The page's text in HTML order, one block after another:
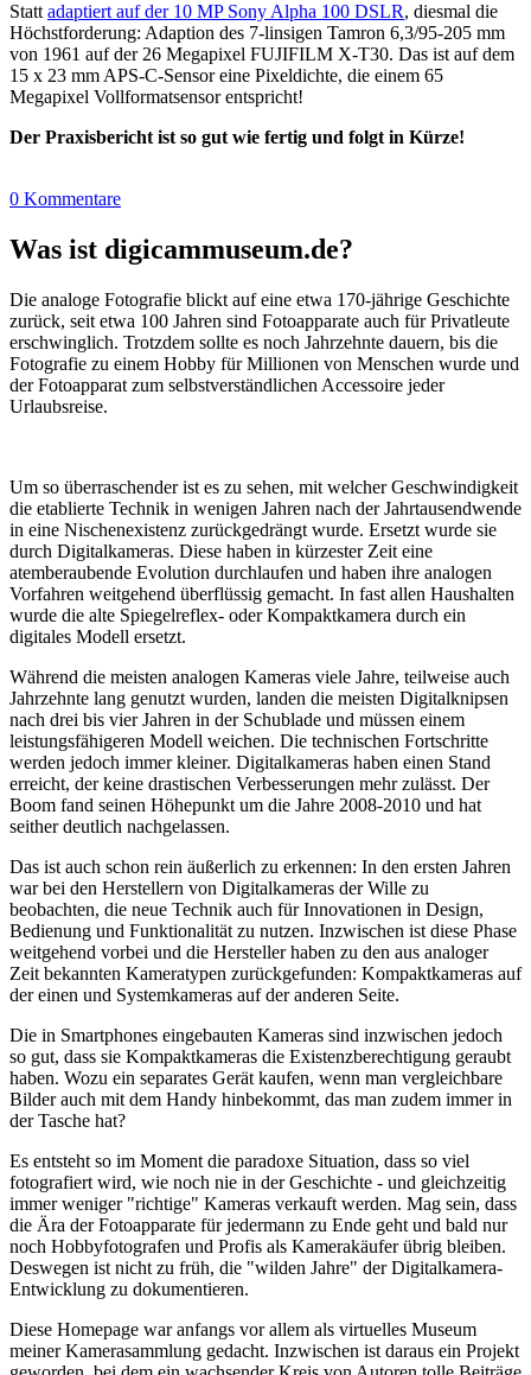
Statt adaptiert auf der 10 MP Sony Alpha 100 DSLR, diesmal die
Höchstforderung: Adaption des 7-linsigen Tamron 6,3/95-205 mm
von 1961 auf der 26 Megapixel FUJIFILM X-T30. Das ist auf dem
15 x 23 mm APS-C-Sensor eine Pixeldichte, die einem 65
Megapixel Vollformatsensor entspricht!
Der Praxisbericht ist so gut wie fertig und folgt in Kürze!
0 Kommentare
Was ist digicammuseum.de?
Die analoge Fotografie blickt auf eine etwa 170-jährige Geschichte
zurück, seit etwa 100 Jahren sind Fotoapparate auch für Privatleute
erschwinglich. Trotzdem sollte es noch Jahrzehnte dauern, bis die
Fotografie zu einem Hobby für Millionen von Menschen wurde und
der Fotoapparat zum selbstverständlichen Accessoire jeder
Urlaubsreise.
Um so überraschender ist es zu sehen, mit welcher Geschwindigkeit
die etablierte Technik in wenigen Jahren nach der Jahrtausendwende
in eine Nischenexistenz zurückgedrängt wurde. Ersetzt wurde sie
durch Digitalkameras. Diese haben in kürzester Zeit eine
atemberaubende Evolution durchlaufen und haben ihre analogen
Vorfahren weitgehend überflüssig gemacht. In fast allen Haushalten
wurde die alte Spiegelreflex- oder Kompaktkamera durch ein
digitales Modell ersetzt.
Während die meisten analogen Kameras viele Jahre, teilweise auch
Jahrzehnte lang genutzt wurden, landen die meisten Digitalknipsen
nach drei bis vier Jahren in der Schublade und müssen einem
leistungsfähigeren Modell weichen. Die technischen Fortschritte
werden jedoch immer kleiner. Digitalkameras haben einen Stand
erreicht, der keine drastischen Verbesserungen mehr zulässt. Der
Boom fand seinen Höhepunkt um die Jahre 2008-2010 und hat
seither deutlich nachgelassen.
Das ist auch schon rein äußerlich zu erkennen: In den ersten Jahren
war bei den Herstellern von Digitalkameras der Wille zu
beobachten, die neue Technik auch für Innovationen in Design,
Bedienung und Funktionalität zu nutzen. Inzwischen ist diese Phase
weitgehend vorbei und die Hersteller haben zu den aus analoger
Zeit bekannten Kameratypen zurückgefunden: Kompaktkameras auf
der einen und Systemkameras auf der anderen Seite.
Die in Smartphones eingebauten Kameras sind inzwischen jedoch
so gut, dass sie Kompaktkameras die Existenzberechtigung geraubt
haben. Wozu ein separates Gerät kaufen, wenn man vergleichbare
Bilder auch mit dem Handy hinbekommt, das man zudem immer in
der Tasche hat?
Es entsteht so im Moment die paradoxe Situation, dass so viel
fotografiert wird, wie noch nie in der Geschichte - und gleichzeitig
immer weniger "richtige" Kameras verkauft werden. Mag sein, dass
die Ära der Fotoapparate für jedermann zu Ende geht und bald nur
noch Hobbyfotografen und Profis als Kamerakäufer übrig bleiben.
Deswegen ist nicht zu früh, die "wilden Jahre" der Digitalkamera-
Entwicklung zu dokumentieren.
Diese Homepage war anfangs vor allem als virtuelles Museum
meiner Kamerasammlung gedacht. Inzwischen ist daraus ein Projekt